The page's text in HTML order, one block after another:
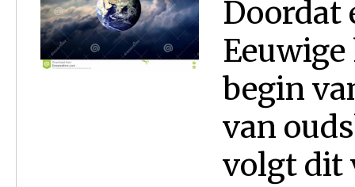
Doordat
begin
van
volgt dit